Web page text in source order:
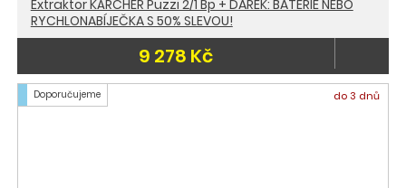
Extraktor KÄRCHER Puzzi 2/1 Bp + DÁREK: BATERIE NEBO
RYCHLONABÍJEČKA S 50% SLEVOU!
9 278 Kč
Doporučujeme do 3 dnů